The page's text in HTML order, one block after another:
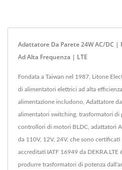
Adattatore Da Parete 24W AC/DC
Ad Alta Frequenza | LTE
Fondata a Taiwan nel 1987, Litone
di alimentatori elettrici ad alta
alimentazione includono, Adattatore
alimentatori switching, trasformatori di
controllori di motori BLDC, adattatori
da 110V, 12V, 24V, che sono
accreditati IATF 16949 da DEKRA.LTE
produrre trasformatori di potenza